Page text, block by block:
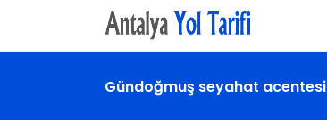
Gündoğmuş seyahat acentesi